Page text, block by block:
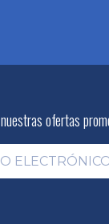
nuestras ofertas